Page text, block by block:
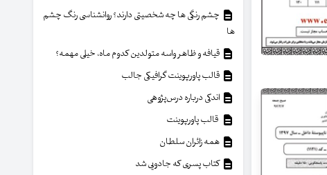
چشم رنگی ها چه شخصیتی دارند؟ روانشناسی رنگ چشم
ها
قیافه و ظاهر واسه متولدین کدوم ماه، خیلی مهمه؟
قالب پاورپوینت گرافیکی جالب
اندکی درباره درس‌پژوهی
قالب پاورپوینت
همه زائران سلطان
کتاب پسری که جادویی شد